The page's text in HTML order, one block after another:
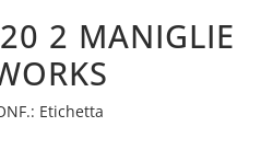
2 MANIGLIE
Etichetta